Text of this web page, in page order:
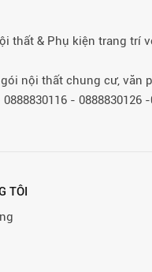
thất & Phụ kiện trang trí
nội thất chung cư, văn
- 0888830126
TÔI